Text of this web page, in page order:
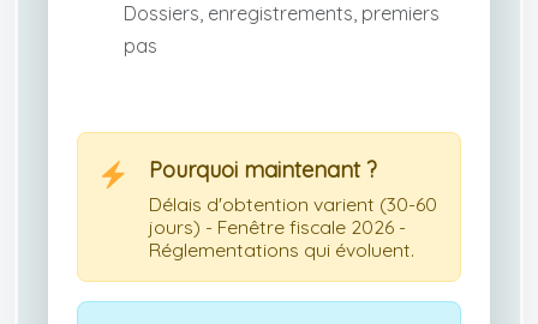
Dossiers, enregistrements, premiers
pas
Pourquoi maintenant ?
Délais d'obtention varient (30-60
jours) - Fenêtre fiscale 2026 -
Réglementations qui évoluent.